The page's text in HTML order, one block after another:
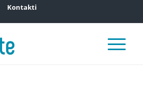
Kontakti